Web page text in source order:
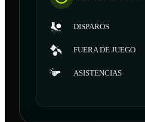
DISPAROS
FUERA DE JUEGO
ASISTENCIAS